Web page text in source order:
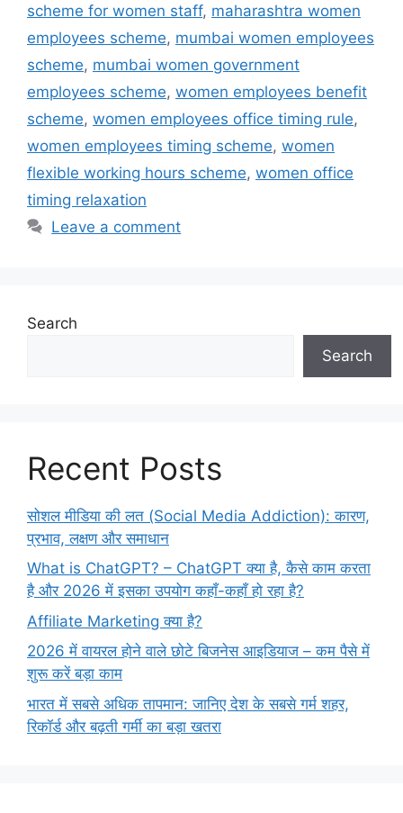
scheme for women staff, maharashtra women
employees scheme, mumbai women employees
scheme, mumbai women government
employees scheme, women employees benefit
scheme, women employees office timing rule,
women employees timing scheme, women
flexible working hours scheme, women office
timing relaxation
Leave a comment
Search
Search
Recent Posts
सोशल मीडिया की लत (Social Media Addiction): कारण,
प्रभाव, लक्षण और समाधान
What is ChatGPT? – ChatGPT क्या है, कैसे काम करता
है और 2026 में इसका उपयोग कहाँ-कहाँ हो रहा है?
Affiliate Marketing क्या है?
2026 में वायरल होने वाले छोटे बिजनेस आइडियाज – कम पैसे में
शुरू करें बड़ा काम
भारत में सबसे अधिक तापमान: जानिए देश के सबसे गर्म शहर,
रिकॉर्ड और बढ़ती गर्मी का बड़ा खतरा